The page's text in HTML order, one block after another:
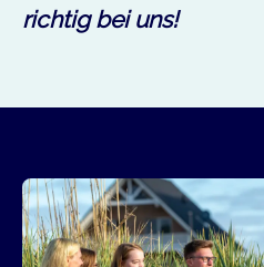
richtig bei uns!